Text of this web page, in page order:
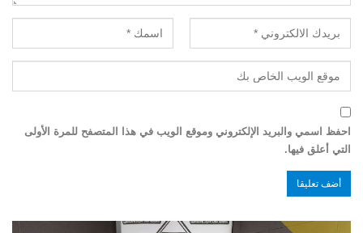
احفظ اسمي والبريد الإلكتروني وموقع الويب في هذا المتصفح للمرة الأولى
التي أعلق فيها.